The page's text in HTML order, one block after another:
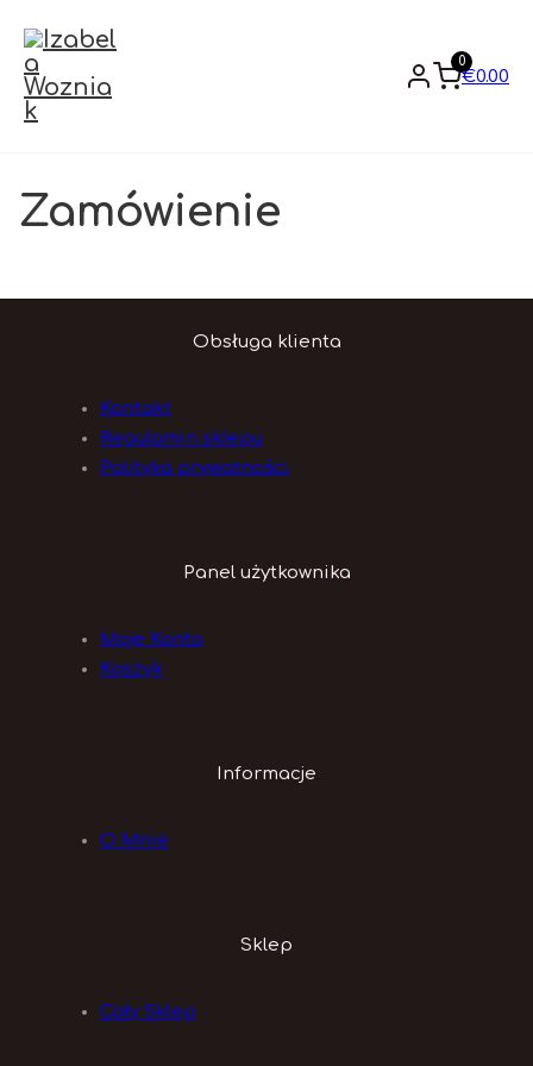
0
€0.00
Zamówienie
Obsługa klienta
Kontakt
Regulamin sklepu
Polityka prywatności
Panel użytkownika
Moje Konto
Koszyk
Informacje
O Mnie
Sklep
Cały Sklep